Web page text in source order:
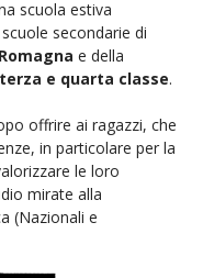
scuola estiva
secondarie di
e della
terza e quarta classe.
offrire ai ragazzi, che
in particolare per la
le loro
mirate alla
(Nazionali e